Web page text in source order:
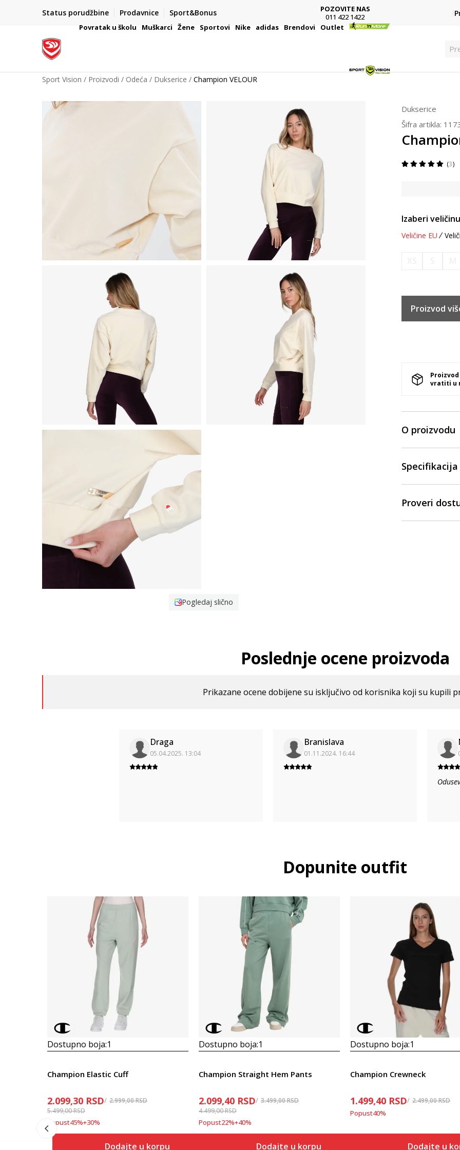
Status porudžbine Prodavnice Sport&Bonus
platite na 9 rata
POZOVITE NAS
011 422 1422
SINDIKALNA PRODAJA
kupovina putem administrativne zabrane do 12 rata
Povratak u školu Muškarci Žene Sportovi Nike adidas Brendovi Outlet
Sport Vision Proizvodi Odeća Dukserice Champion VELOUR
Pogledaj slično
Dukserice
Šifra artikla:
3
Izaberi
Veličine EU
Proizvod
vratiti u
O proizvodu
Specifikacija
Proveri
Poslednje ocene proizvoda
Prikazane ocene dobijene su isključivo od korisnika koji su kupili
Draga
05.04.2025. 13:04
Branislava
01.11.2024. 16:44
Dopunite outfit
Dostupno boja:1
Champion Elastic Cuff
2.099,30 RSD 2.999,00RSD
5.499,00RSD
Popust45%+30%
Dodajte u korpu
Dostupno boja:1
Champion Straight Hem Pants
2.099,40 RSD 3.499,00RSD
4.499,00RSD
Popust22%+40%
Dodajte u korpu
Dostupno boja:1
Champion Crewneck
1.499,40 RSD 2.499,00RSD
Popust40%
Dodajte u